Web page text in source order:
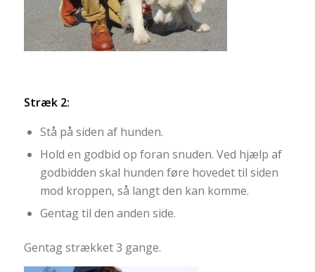
Stræk 2:
Stå på siden af hunden.
Hold en godbid op foran snuden. Ved hjælp af
godbidden skal hunden føre hovedet til siden
mod kroppen, så langt den kan komme.
Gentag til den anden side.
Gentag strækket 3 gange.